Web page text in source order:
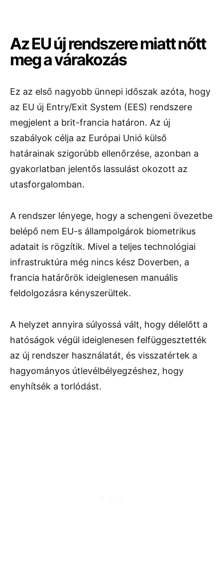
Az EU új rendszere miatt nőtt
meg a várakozás
Ez az első nagyobb ünnepi időszak azóta, hogy
az EU új Entry/Exit System (EES) rendszere
megjelent a brit-francia határon. Az új
szabályok célja az Európai Unió külső
határainak szigorúbb ellenőrzése, azonban a
gyakorlatban jelentős lassulást okozott az
utasforgalomban.
A rendszer lényege, hogy a schengeni övezetbe
belépő nem EU-s állampolgárok biometrikus
adatait is rögzítik. Mivel a teljes technológiai
infrastruktúra még nincs kész Doverben, a
francia határőrök ideiglenesen manuális
feldolgozásra kényszerültek.
A helyzet annyira súlyossá vált, hogy délelőtt a
hatóságok végül ideiglenesen felfüggesztették
az új rendszer használatát, és visszatértek a
hagyományos útlevélbélyegzéshez, hogy
enyhítsék a torlódást.